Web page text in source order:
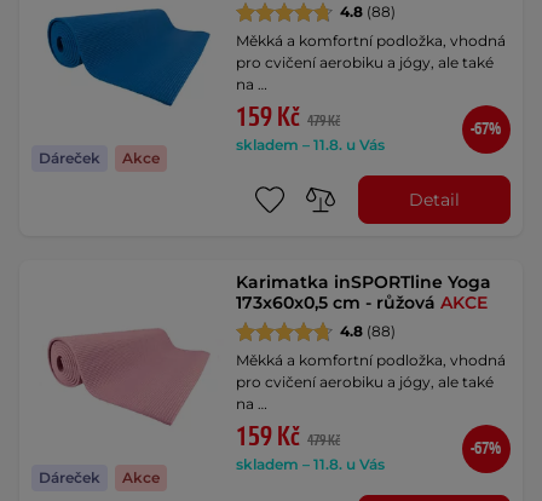
Dáreček Akce
4.8 (88)
Měkká a komfortní podložka, vhodná
pro cvičení aerobiku a jógy, ale také
na …
159 Kč 479 Kč
skladem – 11.8. u Vás
-67%
Detail
Dáreček Akce
Karimatka inSPORTline Yoga
173x60x0,5 cm - růžováAKCE
4.8 (88)
Měkká a komfortní podložka, vhodná
pro cvičení aerobiku a jógy, ale také
na …
159 Kč 479 Kč
skladem – 11.8. u Vás
-67%